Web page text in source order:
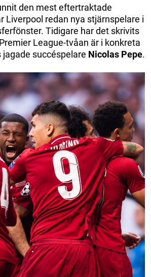
den mest eftertraktade
Liverpool redan nya stjärnspelare i
Tidigare har det skrivits
League-tvåan är i konkreta
succéspelare Nicolas Pepe.